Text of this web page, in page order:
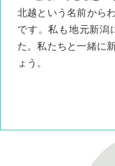
北越という名前から
です。私も地元新潟
た。私たちと一緒に
ょう。